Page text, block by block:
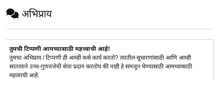
अभिप्राय
तुमची टिप्पणी आमच्यासाठी महत्त्वाची आहे!
तुमचा अभिप्राय / टिप्पणी ही आम्ही कसे कार्य करतो? त्यातील सुधारणांसाठी आणि आम्ही
सातत्याने उच्च-गुणवत्तेची सेवा प्रदान करतोय की नाही हे समजून घेण्यासाठी आमच्यासाठी
महत्वाची आहे.